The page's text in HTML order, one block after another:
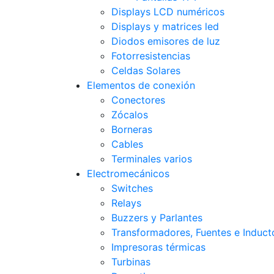
Displays LCD numéricos
Displays y matrices led
Diodos emisores de luz
Fotorresistencias
Celdas Solares
Elementos de conexión
Conectores
Zócalos
Borneras
Cables
Terminales varios
Electromecánicos
Switches
Relays
Buzzers y Parlantes
Transformadores, Fuentes e
Impresoras térmicas
Turbinas